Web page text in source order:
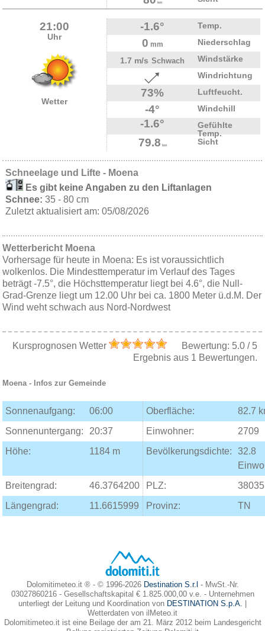
km
21:00
Uhr
Wetter
-1.6° Temp.
0 mm
Niederschlag
1.7 m/s Schwach
Windstärke
Windrichtung
73% Luftfeucht.
-4° Windchill
-1.6°
Gefühlte
Temp.
79.8 km Sicht
Schneelage und Lifte - Moena
Es gibt keine Angaben zu den Liftanlagen
Schnee: 35 - 80 cm
Zuletzt aktualisiert am: 05/08/2026
Wetterbericht Moena
Vorhersage für heute in Moena: Es ist voraussichtlich
wolkenlos. Die Mindesttemperatur im Verlauf des Tages
beträgt -7.5°, die Höchsttemperatur liegt bei 4.6°, die Null-
Grad-Grenze liegt um 12.00 Uhr bei ca. 1800 Meter ü.d.M. Der
Wind weht schwach aus Nord-Nordwest
Kursprognosen Wetter Bewertung: 5.0/ 5
Ergebnis aus 1 Bewertungen.
Moena- Infos zur Gemeinde
Sonnenaufgang: 06:00 Oberfläche:
82.7
Sonnenuntergang:
20:37 Einwohner:
2709
Höhe:
1184 m Bevölkerungsdichte:
32.8
Breitengrad:
46.3764200 PLZ:
38035
Längengrad:
11.6615999 Provinz: TN
Dolomitimeteo.it ® - © 1996-2026 Destination S.r.l - MwSt.-Nr.
03027860216 - Gesellschaftskapital € 1.825.000,00 v.e. - Unternehmen
unterliegt der Leitung und Koordination von DESTINATION S.p.A.
Wetterdaten von ilMeteo.it
Dolomitimeteo.it ist eine Beilage der am 21. März 2012 beim Landesgericht